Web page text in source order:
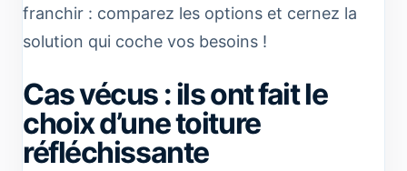
franchir : comparez les options et cernez la
solution qui coche vos besoins !
Cas vécus : ils ont fait le
choix d’une toiture
réfléchissante